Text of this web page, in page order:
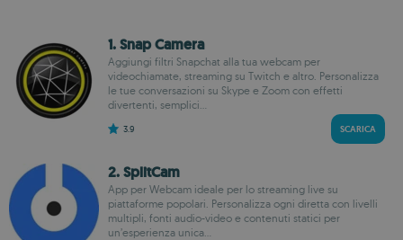
1. Snap Camera
Aggiungi filtri Snapchat alla tua webcam per
videochiamate, streaming su Twitch e altro. Personalizza
le tue conversazioni su Skype e Zoom con effetti
divertenti, semplici...
3.9 SCARICA
2. SplitCam
App per Webcam ideale per lo streaming live su
piattaforme popolari. Personalizza ogni diretta con livelli
multipli, fonti audio-video e contenuti statici per
un’esperienza unica...